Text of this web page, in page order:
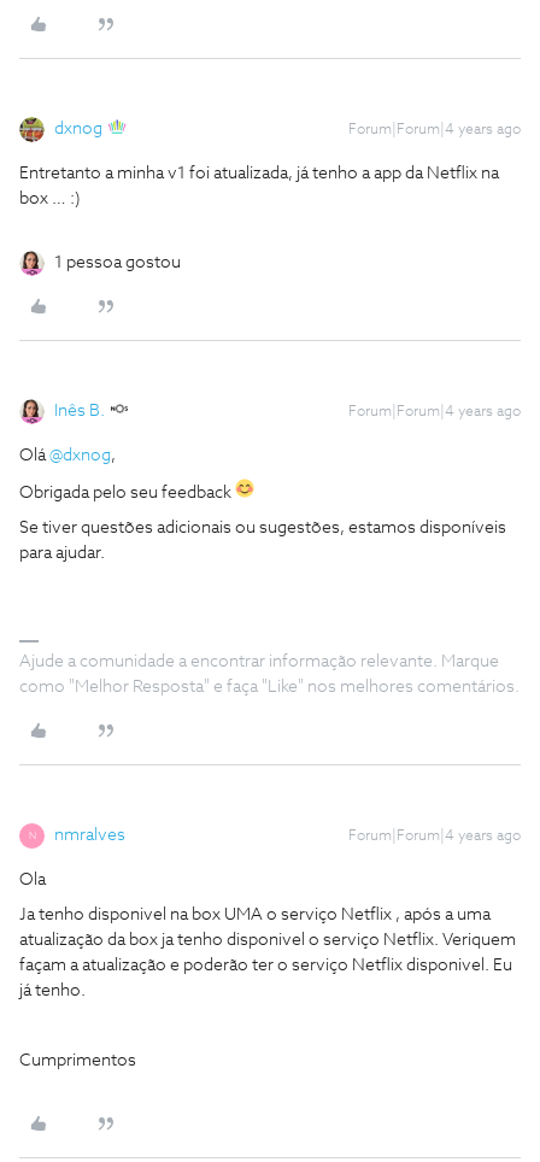
dxnog Forum|Forum|4 years ago
Entretanto a minha v1 foi atualizada, já tenho a app da Netflix na
box … :)
1 pessoa gostou
Inês B. Forum|Forum|4 years ago
Olá@dxnog,
Obrigada pelo seu feedback
Se tiver questões adicionais ou sugestões, estamos disponíveis
para ajudar.
Ajude a comunidade a encontrar informação relevante. Marque
como "Melhor Resposta" e faça "Like" nos melhores comentários.
N nmralves Forum|Forum|4 years ago
Ola
Ja tenho disponivel na box UMA o serviço Netflix , após a uma
atualização da box ja tenho disponivel o serviço Netflix. Veriquem
façam a atualização e poderão ter o serviço Netflix disponivel. Eu
já tenho.
Cumprimentos